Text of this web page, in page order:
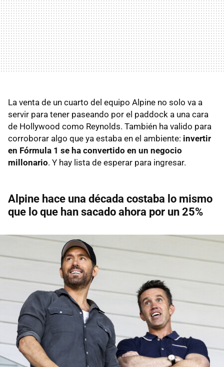
La venta de un cuarto del equipo Alpine no solo va a
servir para tener paseando por el paddock a una cara
de Hollywood como Reynolds. También ha valido para
corroborar algo que ya estaba en el ambiente: invertir
en Fórmula 1 se ha convertido en un negocio
millonario. Y hay lista de esperar para ingresar.
Alpine hace una década costaba lo mismo
que lo que han sacado ahora por un 25%